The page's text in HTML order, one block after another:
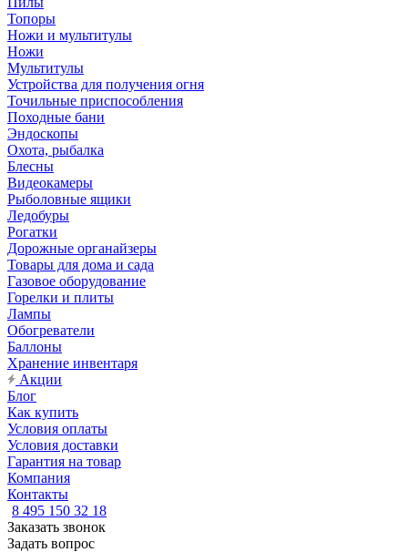
Топоры
Ножи и мультитулы
Ножи
Мультитулы
Устройства для получения огня
Точильные приспособления
Походные бани
Эндоскопы
Охота, рыбалка
Блесны
Видеокамеры
Рыболовные ящики
Ледобуры
Рогатки
Дорожные органайзеры
Товары для дома и сада
Газовое оборудование
Горелки и плиты
Лампы
Обогреватели
Баллоны
Хранение инвентаря
Акции
Блог
Как купить
Условия оплаты
Условия доставки
Гарантия на товар
Компания
Контакты
8 495 150 32 18
Заказать звонок
Задать вопрос